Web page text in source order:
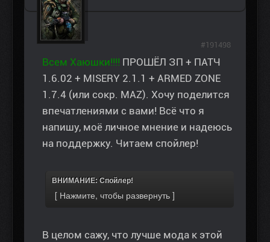
Всем Хаюшки!!!! ПРОШЁЛ ЗП + ПАТЧ
1.6.02 + MISERY 2.1.1 + ARMED ZONE
1.7.4 (или сокр. MAZ). Хочу поделится
впечатлениями с вами! Всё что я
напишу, моё личное мнение и надеюсь
на поддержку. Читаем спойлер!
ВНИМАНИЕ: Спойлер!
В целом сажу, что лучше мода к этой
#191498